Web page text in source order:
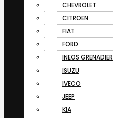
CHEVROLET
CITROEN
FIAT
FORD
INEOS GRENADIER
ISUZU
IVECO
JEEP
KIA